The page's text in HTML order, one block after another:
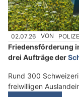
02.07.26 VON
Friedensförderung
drei Aufträge der
Rund 300
freiwilligen